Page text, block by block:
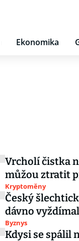
Ekonomika
Vrcholí čistka
můžou ztratit
Kryptoměny
Český
dávno
Byznys
Kdysi se spálil